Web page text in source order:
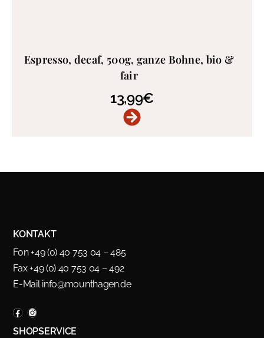
Espresso, decaf, 500g, ganze Bohne, bio &
fair
13,99€
KONTAKT
Fon +49 (0) 40 753 04 – 485
Fax +49 (0) 40 753 04 – 492
E-Mailinfo@mounthagen.de
SHOPSERVICE